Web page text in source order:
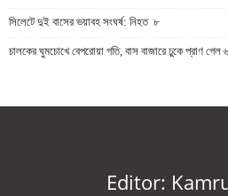
সিলেটে দুই বাসের ভয়াবহ সংঘর্ষ: নিহত ৮
চালকের ঘুমচোখে বেপরোয়া গতি, বাস বাজারে ঢুকে প্রাণ গেল
Editor: